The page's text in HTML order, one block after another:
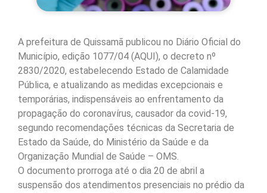
A prefeitura de Quissamã publicou no Diário Oficial do
Município, edição 1077/04 (AQUI), o decreto nº
2830/2020, estabelecendo Estado de Calamidade
Pública, e atualizando as medidas excepcionais e
temporárias, indispensáveis ao enfrentamento da
propagação do coronavírus, causador da covid-19,
segundo recomendações técnicas da Secretaria de
Estado da Saúde, do Ministério da Saúde e da
Organização Mundial de Saúde – OMS.
O documento prorroga até o dia 20 de abril a
suspensão dos atendimentos presenciais no prédio da